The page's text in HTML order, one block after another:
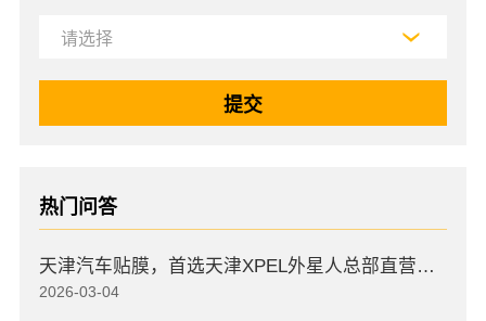
热门问答
天津汽车贴膜，首选天津XPEL外星人总部直营店，高口碑店
2026-03-04